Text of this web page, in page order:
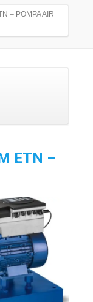
– POMPA AIR
ETN –